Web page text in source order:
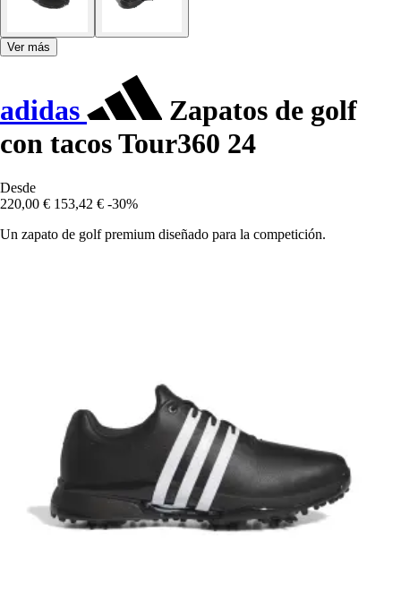
Ver más
adidas
Zapatos de golf
con tacos Tour360 24
Desde
220,00 € 153,42 € -30%
Un zapato de golf premium diseñado para la competición.